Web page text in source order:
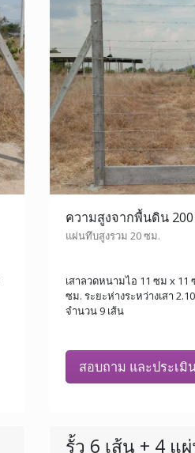
ความสูงจากพื้นดิน
แผ่นทึบสูงรวม 20 ซม.
เสาลวดหนามไอ 11 ซม x 11
ซม. ระยะห่างระหว่างเสา
จำนวน 9 เส้น
สอบถาม และประเมิ
รั้ว 6 เส้น + 4 แ